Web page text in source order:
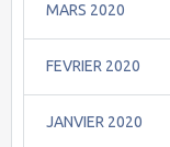
MARS 2020
FEVRIER 2020
JANVIER 2020